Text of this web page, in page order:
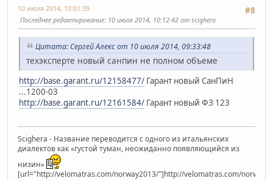
#8
10 июля 2014, 10:01:39
Последнее редактирование: 10 июля 2014, 10:12:42 от scighero
Цитата: Сергей Алекс от 10 июля 2014, 09:33:48
техэксперте новый санпин не полном объеме
http://base.garant.ru/12158477/ Гарант новый СанПиН
...1200-03
http://base.garant.ru/12161584/ Гарант новый ФЗ 123
Scighera - Название переводится с одного из итальянских
диалектов как «густой туман, неожиданно появляющийся из
низин»
[url="http://velomatras.com/norway2013/"]http://velomatras.com/